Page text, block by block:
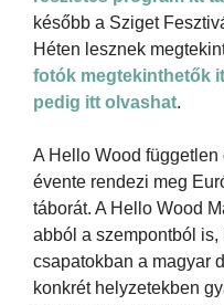
később a Sziget
Héten lesznek
fotók megtekinthetők
pedig itt olvashat.
A Hello Wood
évente rendezi meg
táborát. A Hello Wood
abból a szempontból is,
csapatokban a magyar
konkrét helyzetekben